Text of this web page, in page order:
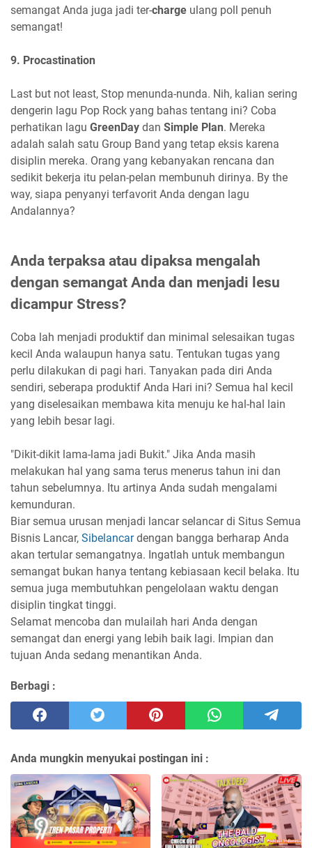
semangat Anda juga jadi ter-charge ulang poll penuh
semangat!
9. Procastination
Last but not least, Stop menunda-nunda. Nih, kalian sering
dengerin lagu Pop Rock yang bahas tentang ini? Coba
perhatikan lagu GreenDay dan Simple Plan. Mereka
adalah salah satu Group Band yang tetap eksis karena
disiplin mereka. Orang yang kebanyakan rencana dan
sedikit bekerja itu pelan-pelan membunuh dirinya. By the
way, siapa penyanyi terfavorit Anda dengan lagu
Andalannya?
Anda terpaksa atau dipaksa mengalah
dengan semangat Anda dan menjadi lesu
dicampur Stress?
Coba lah menjadi produktif dan minimal selesaikan tugas
kecil Anda walaupun hanya satu. Tentukan tugas yang
perlu dilakukan di pagi hari. Tanyakan pada diri Anda
sendiri, seberapa produktif Anda Hari ini? Semua hal kecil
yang diselesaikan membawa kita menuju ke hal-hal lain
yang lebih besar lagi.
"Dikit-dikit lama-lama jadi Bukit." Jika Anda masih
melakukan hal yang sama terus menerus tahun ini dan
tahun sebelumnya. Itu artinya Anda sudah mengalami
kemunduran.
Biar semua urusan menjadi lancar selancar di Situs Semua
Bisnis Lancar, Sibelancardengan bangga berharap Anda
akan tertular semangatnya. Ingatlah untuk membangun
semangat bukan hanya tentang kebiasaan kecil belaka. Itu
semua juga membutuhkan pengelolaan waktu dengan
disiplin tingkat tinggi.
Selamat mencoba dan mulailah hari Anda dengan
semangat dan energi yang lebih baik lagi. Impian dan
tujuan Anda sedang menantikan Anda.
Berbagi :
Anda mungkin menyukai postingan ini :